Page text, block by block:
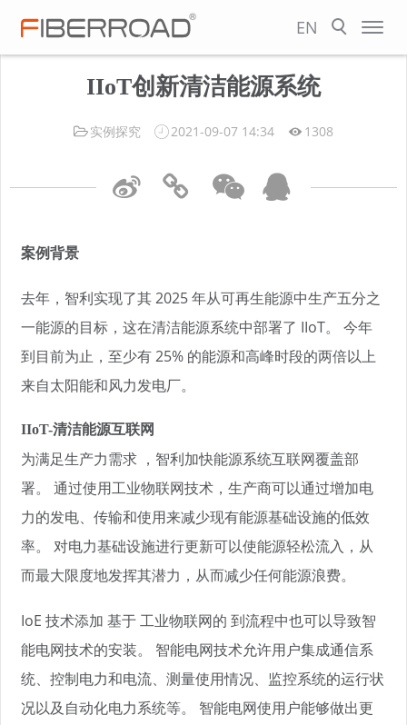
EN
IIoT创新清洁能源系统
实例探究 2021-09-07 14:34 1308
案例背景
去年，智利实现了其 2025 年从可再生能源中生产五分之
一能源的目标，这在清洁能源系统中部署了 IIoT。 今年
到目前为止，至少有 25% 的能源和高峰时段的两倍以上
来自太阳能和风力发电厂。
IIoT-清洁能源互联网
为满足生产力需求 ，智利加快能源系统互联网覆盖部
署。 通过使用工业物联网技术，生产商可以通过增加电
力的发电、传输和使用来减少现有能源基础设施的低效
率。 对电力基础设施进行更新可以使能源轻松流入，从
而最大限度地发挥其潜力，从而减少任何能源浪费。
IoE 技术添加 基于 工业物联网的 到流程中也可以导致智
能电网技术的安装。 智能电网技术允许用户集成通信系
统、控制电力和电流、测量使用情况、监控系统的运行状
况以及自动化电力系统等。 智能电网使用户能够做出更